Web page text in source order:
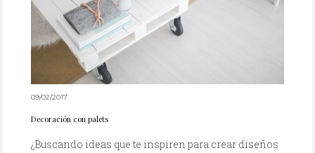
09/02/2017
Decoración con palets
¿Buscando ideas que te inspiren para crear diseños